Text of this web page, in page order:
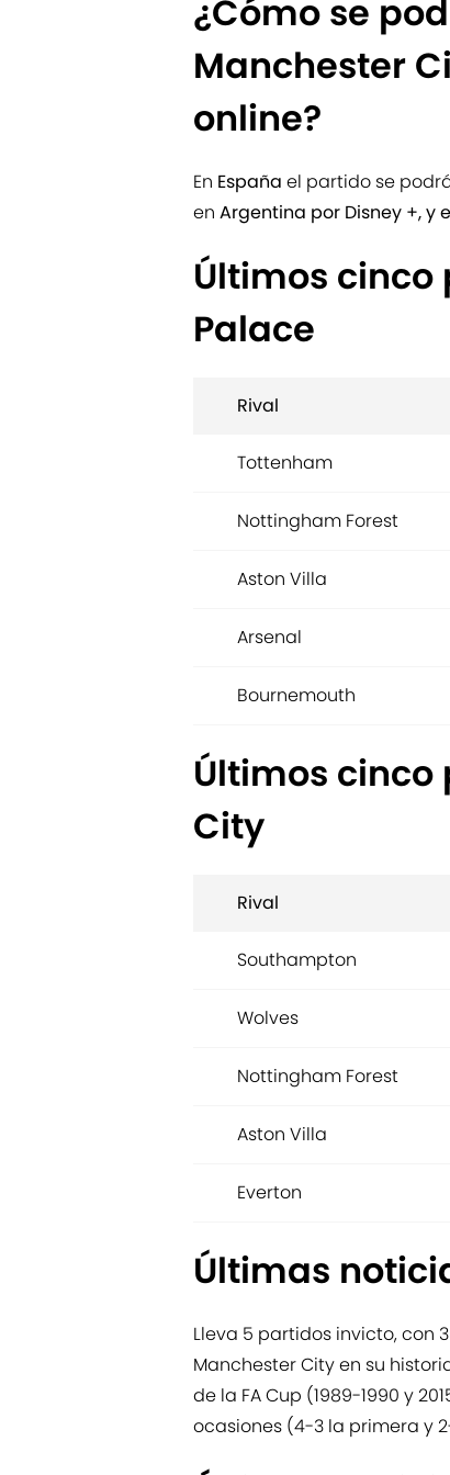
¿Cómo se
Manchester
online?
En España el partido se
en Argentina por Disney +, y
Últimos
Palace
Rival
Tottenham
Nottingham Forest
Aston Villa
Arsenal
Bournemouth
Últimos
City
Rival
Southampton
Wolves
Nottingham Forest
Aston Villa
Everton
Últimas
Lleva 5 partidos invicto, con
Manchester City en su
de la FA Cup (1989-1990 y
ocasiones (4-3 la primera y